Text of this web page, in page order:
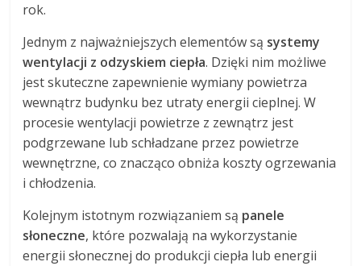
rok.
Jednym z najważniejszych elementów są systemy
wentylacji z odzyskiem ciepła. Dzięki nim możliwe
jest skuteczne zapewnienie wymiany powietrza
wewnątrz budynku bez utraty energii cieplnej. W
procesie wentylacji powietrze z zewnątrz jest
podgrzewane lub schładzane przez powietrze
wewnętrzne, co znacząco obniża koszty ogrzewania
i chłodzenia.
Kolejnym istotnym rozwiązaniem są panele
słoneczne, które pozwalają na wykorzystanie
energii słonecznej do produkcji ciepła lub energii